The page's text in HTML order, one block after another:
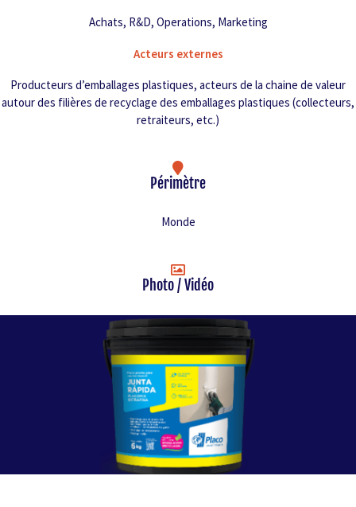
Achats, R&D, Operations, Marketing
Acteurs externes
Producteurs d’emballages plastiques, acteurs de la chaine de valeur
autour des filières de recyclage des emballages plastiques (collecteurs,
retraiteurs, etc.)
Périmètre
Monde
Photo / Vidéo